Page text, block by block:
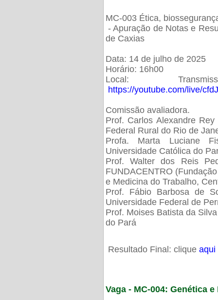
MC-003 Ética,
- Apuração de Notas e
de Caxias
Data: 14 de julho de 2025
Horário: 16h00
Local:
https://youtube.com/live/
Comissão avaliadora.
Prof. Carlos Alexandre
Federal Rural do Rio de
Profa. Marta Luciane
Universidade Católica do
Prof. Walter dos Reis
FUNDACENTRO
e Medicina do Trabalho,
Prof. Fábio Barbosa de
Universidade Federal de
Prof. Moises Batista da
do Pará
Resultado Final: clique aqui
Vaga - MC-004: Genética